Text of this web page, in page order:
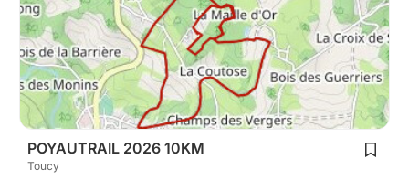
POYAUTRAIL 2026 10KM
Toucy